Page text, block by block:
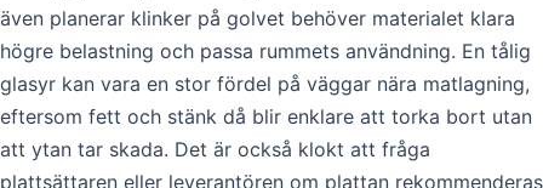
även planerar klinker på golvet behöver materialet klara
högre belastning och passa rummets användning. En tålig
glasyr kan vara en stor fördel på väggar nära matlagning,
eftersom fett och stänk då blir enklare att torka bort utan
att ytan tar skada. Det är också klokt att fråga
plattsättaren eller leverantören om plattan rekommenderas